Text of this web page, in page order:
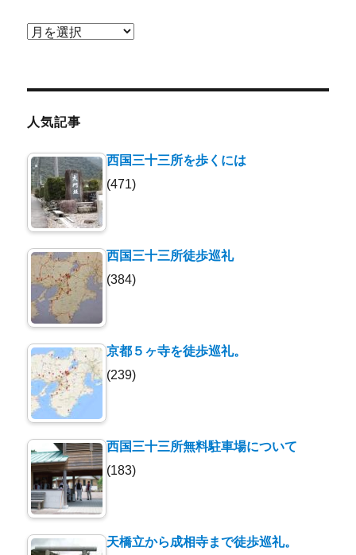
ア
ブ
人気記事
西国三十三所を歩くには
(471)
西国三十三所徒歩巡礼
(384)
京都５ヶ寺を徒歩巡礼。
(239)
西国三十三所無料駐車場について
(183)
天橋立から成相寺まで徒歩巡礼。